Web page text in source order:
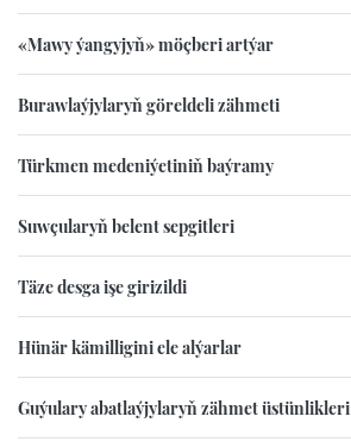
«Mawy ýangyjyň» möçberi artýar
Burawlaýjylaryň göreldeli zähmeti
Türkmen medeniýetiniň baýramy
Suwçularyň belent sepgitleri
Täze desga işe girizildi
Hünär kämilligini ele alýarlar
Guýulary abatlaýjylaryň zähmet üstünlikleri